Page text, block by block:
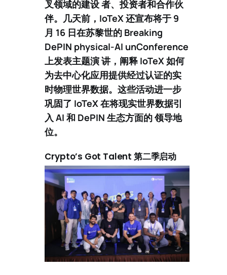
叉领域的建设 者、投资者和合作伙
伴。几天前，IoTeX 还宣布将于 9
月 16 日在苏黎世的 Breaking
DePIN physical-AI unConference
上发表主题演 讲，阐释 IoTeX 如何
为去中心化应用提供经过认证的实
时物理世界数据。这些活动进一步
巩固了 IoTeX 在将现实世界数据引
入 AI 和 DePIN 生态方面的 领导地
位。
Crypto’s Got Talent 第二季启动